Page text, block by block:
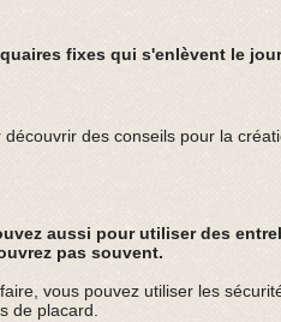
fixes qui s'enlèvent le
des conseils pour la
aussi pour utiliser des
pas souvent.
vous pouvez utiliser les
de placard.